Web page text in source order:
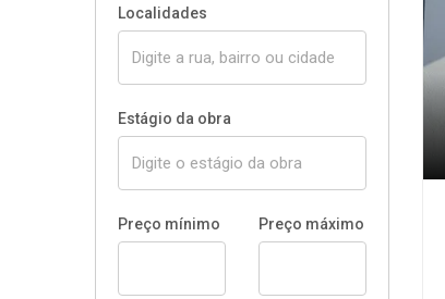
Localidades
Estágio da obra
Preço mínimo Preço máximo